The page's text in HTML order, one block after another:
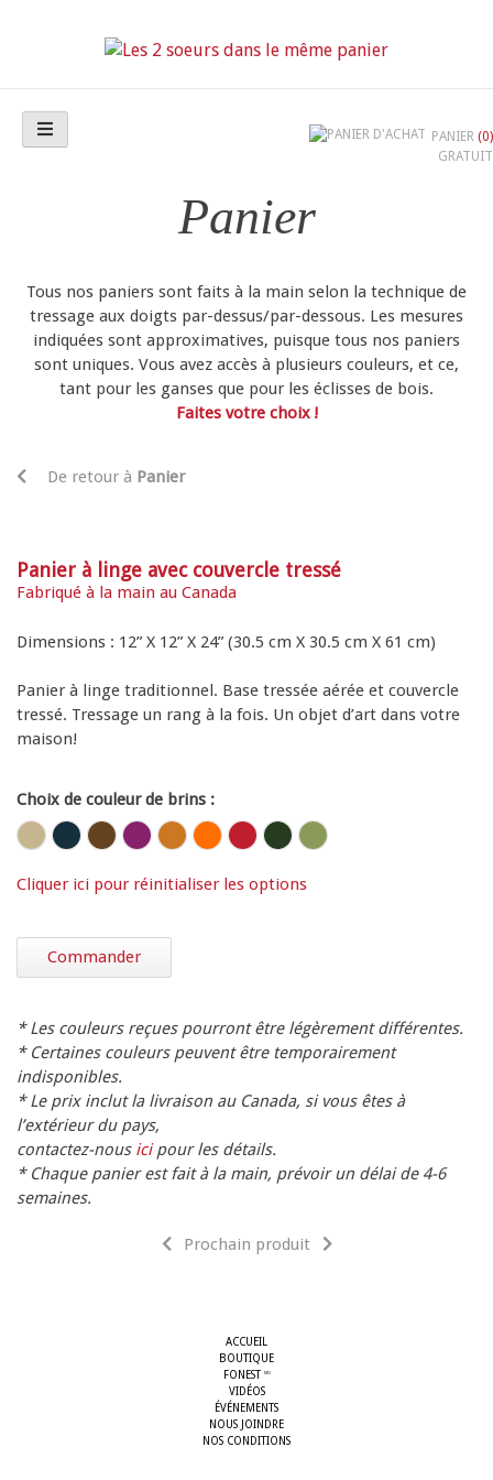
PANIER (0)
GRATUIT
Panier
Tous nos paniers sont faits à la main selon la technique de
tressage aux doigts par-dessus/par-dessous. Les mesures
indiquées sont approximatives, puisque tous nos paniers
sont uniques. Vous avez accès à plusieurs couleurs, et ce,
tant pour les ganses que pour les éclisses de bois.
Faites votre choix !
De retour à Panier
Panier à linge avec couvercle tressé
Fabriqué à la main au Canada
Dimensions : 12” X 12” X 24” (30.5 cm X 30.5 cm X 61 cm)
Panier à linge traditionnel. Base tressée aérée et couvercle
tressé. Tressage un rang à la fois. Un objet d’art dans votre
maison!
Choix de couleur de brins :
Cliquer ici pour réinitialiser les options
Commander
* Les couleurs reçues pourront être légèrement différentes.
* Certaines couleurs peuvent être temporairement
indisponibles.
* Le prix inclut la livraison au Canada, si vous êtes à
l’extérieur du pays,
contactez-nous icipour les détails.
* Chaque panier est fait à la main, prévoir un délai de 4-6
semaines.
Prochain produit
ACCUEIL
BOUTIQUE
FONEST
MD
VIDÉOS
ÉVÉNEMENTS
NOUS JOINDRE
NOS CONDITIONS